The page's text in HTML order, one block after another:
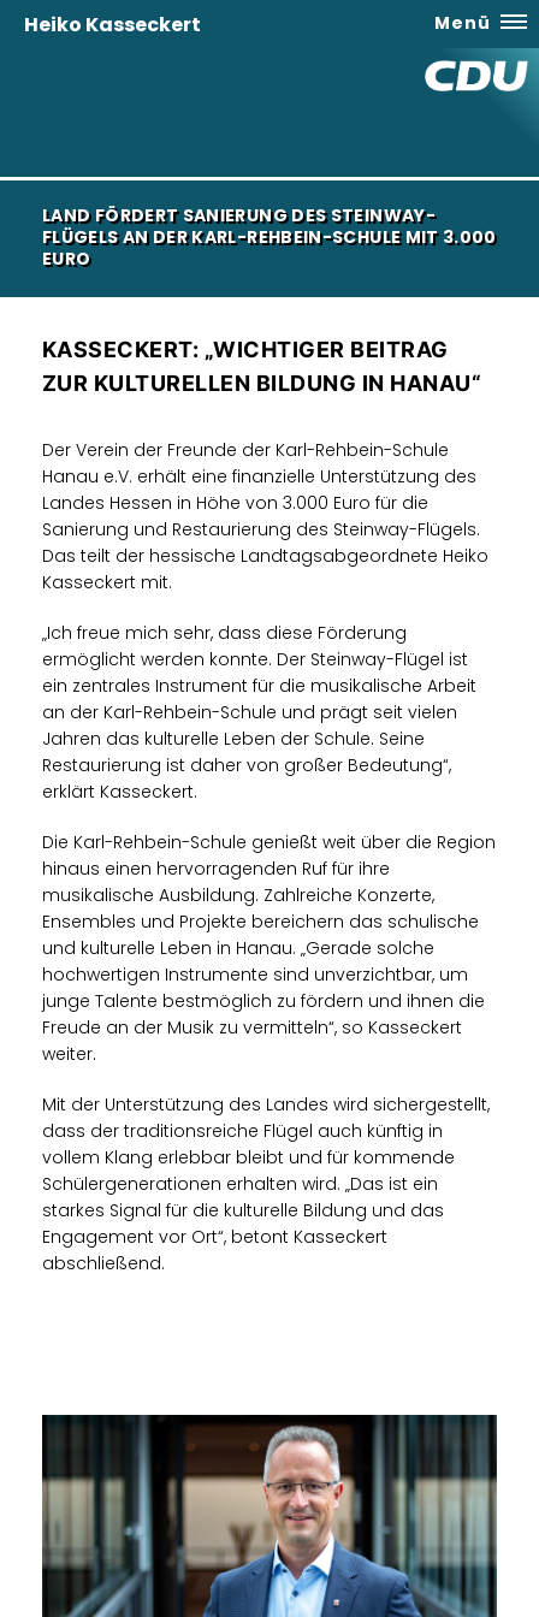
Heiko Kasseckert Menü
LAND FÖRDERT SANIERUNG DES STEINWAY-
FLÜGELS AN DER KARL-REHBEIN-SCHULE MIT 3.000
EURO
KASSECKERT: „WICHTIGER BEITRAG
ZUR KULTURELLEN BILDUNG IN HANAU“
Der Verein der Freunde der Karl-Rehbein-Schule
Hanau e.V. erhält eine finanzielle Unterstützung des
Landes Hessen in Höhe von 3.000 Euro für die
Sanierung und Restaurierung des Steinway-Flügels.
Das teilt der hessische Landtagsabgeordnete Heiko
Kasseckert mit.
Ich freue mich sehr, dass diese Förderung
ermöglicht werden konnte. Der Steinway-Flügel ist
ein zentrales Instrument für die musikalische Arbeit
an der Karl-Rehbein-Schule und prägt seit vielen
Jahren das kulturelle Leben der Schule. Seine
Restaurierung ist daher von großer Bedeutung“,
erklärt Kasseckert.
Die Karl-Rehbein-Schule genießt weit über die Region
hinaus einen hervorragenden Ruf für ihre
musikalische Ausbildung. Zahlreiche Konzerte,
Ensembles und Projekte bereichern das schulische
und kulturelle Leben in Hanau. „Gerade solche
hochwertigen Instrumente sind unverzichtbar, um
junge Talente bestmöglich zu fördern und ihnen die
Freude an der Musik zu vermitteln“, so Kasseckert
weiter.
Mit der Unterstützung des Landes wird sichergestellt,
dass der traditionsreiche Flügel auch künftig in
vollem Klang erlebbar bleibt und für kommende
Schülergenerationen erhalten wird. „Das ist ein
starkes Signal für die kulturelle Bildung und das
Engagement vor Ort“, betont Kasseckert
abschließend.